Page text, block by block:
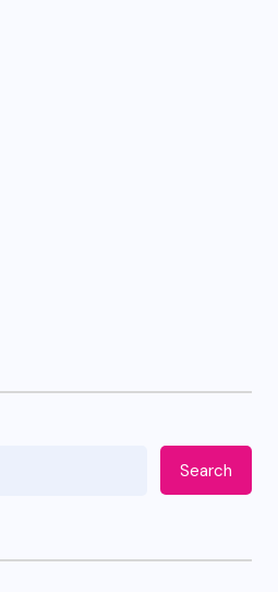
Search